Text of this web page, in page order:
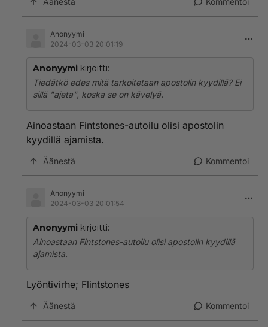
Anonyymi
2024-03-03 20:01:19
Anonyymi kirjoitti:
Tiedätkö edes mitä tarkoitetaan apostolin kyydillä? Ei
sillä "ajeta", koska se on kävelyä.
Ainoastaan Fintstones-autoilu olisi apostolin
kyydillä ajamista.
Äänestä Kommentoi
Anonyymi
2024-03-03 20:01:54
Anonyymi kirjoitti:
Ainoastaan Fintstones-autoilu olisi apostolin kyydillä
ajamista.
Lyöntivirhe; Flintstones
Äänestä Kommentoi